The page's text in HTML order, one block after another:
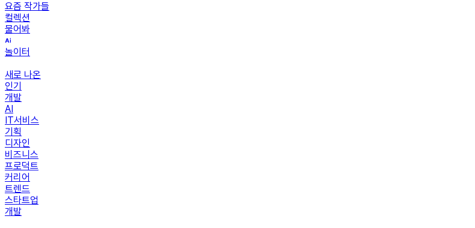
요즘 작가들
컬렉션
물어봐
놀이터
새로 나온
인기
개발
AI
IT서비스
기획
디자인
비즈니스
프로덕트
커리어
트렌드
스타트업
개발